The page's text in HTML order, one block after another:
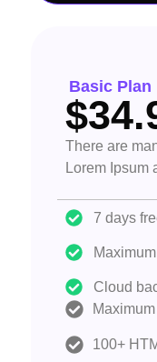
Basic Plan
There are
Lorem Ipsum
7 days
Cloud
100+